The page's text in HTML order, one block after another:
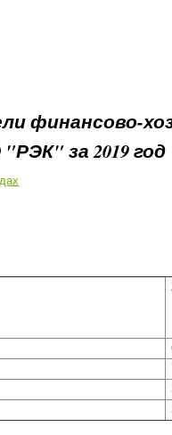
финансово-
за 2019 год